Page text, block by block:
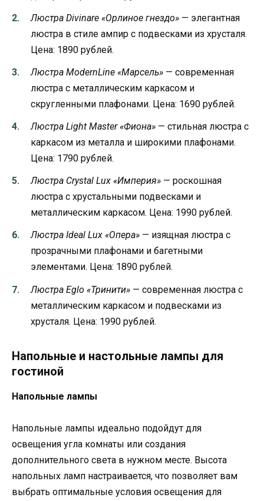
Люстра Divinare «Орлиное гнездо» — элегантная
люстра в стиле ампир с подвесками из хрусталя.
Цена: 1890 рублей.
Люстра ModernLine «Марсель» — современная
люстра с металлическим каркасом и
скругленными плафонами. Цена: 1690 рублей.
Люстра Light Master «Фиона» — стильная люстра с
каркасом из металла и широкими плафонами.
Цена: 1790 рублей.
Люстра Crystal Lux «Империя» — роскошная
люстра с хрустальными подвесками и
металлическим каркасом. Цена: 1990 рублей.
Люстра Ideal Lux «Опера» — изящная люстра с
прозрачными плафонами и багетными
элементами. Цена: 1890 рублей.
Люстра Eglo «Тринити» — современная люстра с
металлическим каркасом и подвесками из
хрусталя. Цена: 1990 рублей.
Напольные и настольные лампы для
гостиной
Напольные лампы
Напольные лампы идеально подойдут для
освещения угла комнаты или создания
дополнительного света в нужном месте. Высота
напольных ламп настраивается, что позволяет вам
выбрать оптимальные условия освещения для